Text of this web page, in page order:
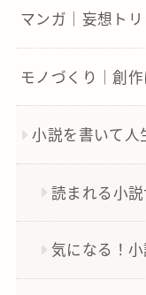
マンガ｜妄想ト
モノづくり｜創
小説を書いて人
読まれる小
気になる！